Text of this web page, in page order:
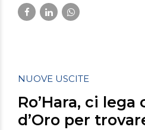
Marzo 9, 2023
NUOVE USCITE
Ro’Hara, ci lega
d’Oro per